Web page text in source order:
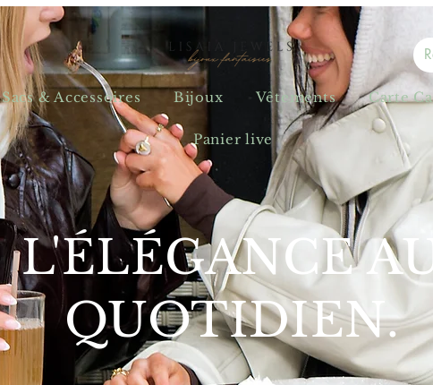
Sacs & Accessoires Bijoux Vêtements Carte
Panier live
L'ÉLÉGANCE
QUOTIDIEN.